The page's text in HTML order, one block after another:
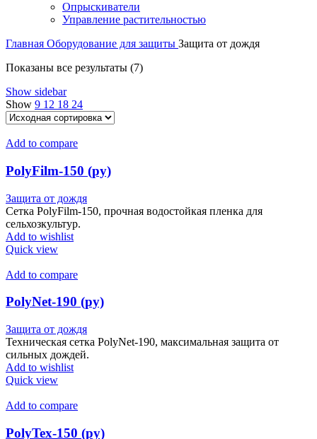
Опрыскиватели
Управление растительностью
Главная Оборудование для защиты Защита от дождя
Показаны все результаты (7)
Show sidebar
Show 9 12 18 24
Add to compare
PolyFilm-150 (ру)
Защита от дождя
Сетка PolyFilm-150, прочная водостойкая пленка для
сельхозкультур.
Add to wishlist
Quick view
Add to compare
PolyNet-190 (ру)
Защита от дождя
Техническая сетка PolyNet-190, максимальная защита от
сильных дождей.
Add to wishlist
Quick view
Add to compare
PolyTex-150 (ру)